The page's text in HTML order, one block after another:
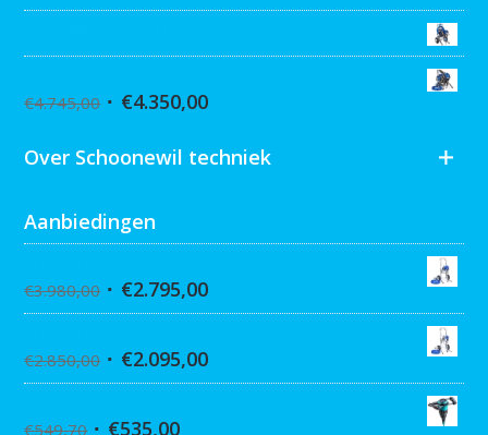
€4.745,00 €4.350,00
Over Schoonewil techniek
Aanbiedingen
€3.980,00 €2.795,00
€2.850,00 €2.095,00
€549,70 €535,00